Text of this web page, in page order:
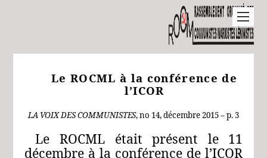
Le ROCML à la conférence de
l’ICOR
LA VOIXDESCOMMUNISTES, no 14, décembre2015 – p. 3
Le ROCML était présent le 11
décembre à la conférence de l’ICOR